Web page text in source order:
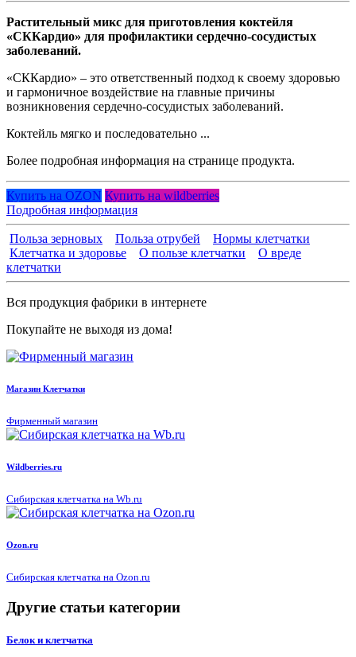
Растительный микс для приготовления коктейля
«СККардио» для профилактики сердечно-сосудистых
заболеваний.
«СККардио» – это ответственный подход к своему здоровью
и гармоничное воздействие на главные причины
возникновения сердечно-сосудистых заболеваний.
Коктейль мягко и последовательно ...
Более подробная информация на странице продукта.
Купить на OZON Купить на wildberries
Подробная информация
Польза зерновых Польза отрубей
Нормы клетчатки
Клетчатка и здоровье
О пользе клетчатки
О вреде
клетчатки
Вся продукция фабрики в интернете
Покупайте не выходя из дома!
Магазин Клетчатки
Фирменный магазин
Wildberries.ru
Сибирская клетчатка на Wb.ru
Ozon.ru
Сибирская клетчатка на Ozon.ru
Другие статьи категории
Белок и клетчатка